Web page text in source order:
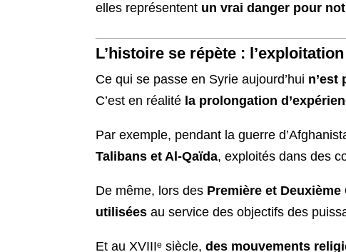
elles représentent un vrai danger pour
L’histoire se répète :
Ce qui se passe en Syrie aujourd’hui n’est
C’est en réalité la prolongation
Par exemple, pendant la guerre
Talibans et Al-Qaïda, exploités dans des
De même, lors des Première et
utilisées au service des objectifs des
Et au XVIIIᵉ siècle,des mouvements